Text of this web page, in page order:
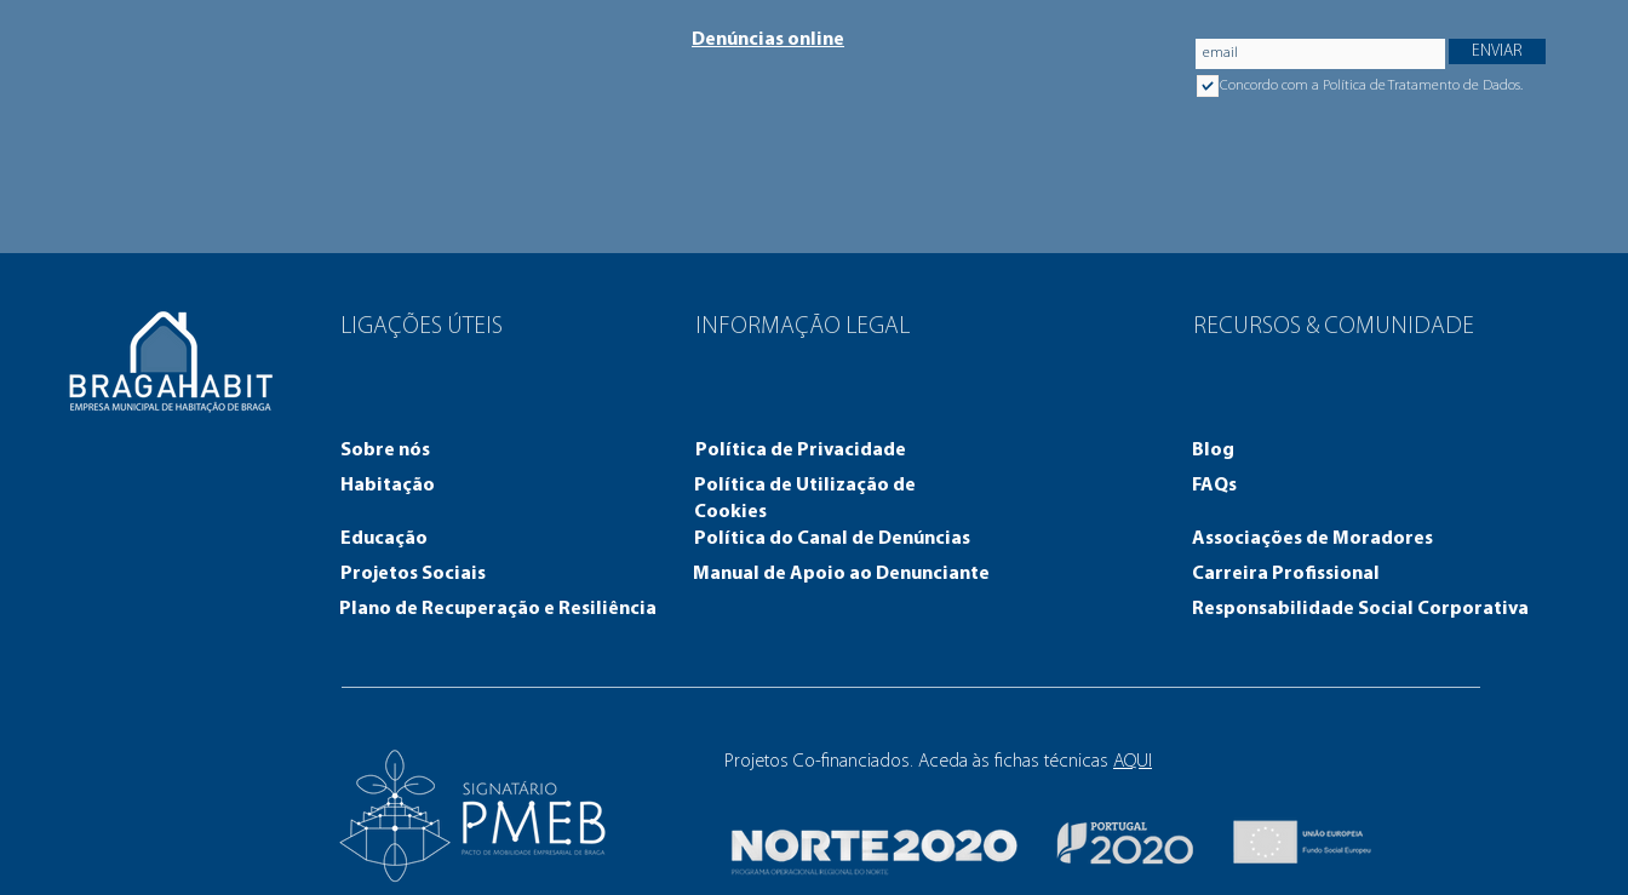
Denúncias online
ENVIAR
Concordo com a Política de Tratamento de Dados.
LIGAÇÕES ÚTEIS INFORMAÇÃO LEGAL
Sobre nós
Habitação
Educação
Projetos Sociais
Política de Privacidade
Política de Utilização de
Cookies
Política do Canal de Denúncias
Manual de Apoio ao Denunciante
Plano de Recuperação e Resiliência
RECURSOS & COMUNIDADE
Blog
FAQs
Associações de Moradores
Carreira Profissional
Responsabilidade Social Corporativa
Projetos Co-financiados. Aceda às fichas técnicas AQUI